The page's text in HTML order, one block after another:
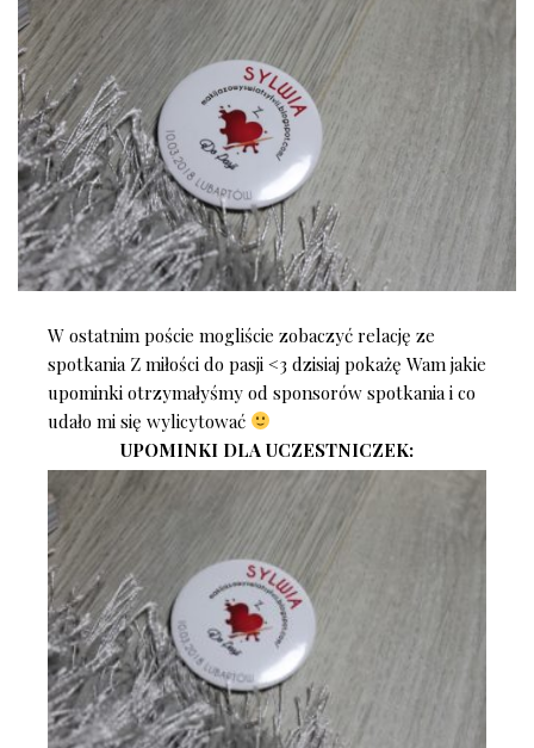
W ostatnim poście mogliście zobaczyć relację ze
spotkania Z miłości do pasji <3 dzisiaj pokażę Wam jakie
upominki otrzymałyśmy od sponsorów spotkania i co
udało mi się wylicytować
UPOMINKI DLA UCZESTNICZEK: